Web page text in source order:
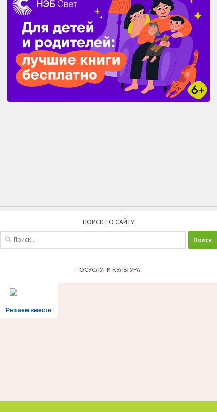
ПОИСК ПО САЙТУ
ГОСУСЛУГИ КУЛЬТУРА
Решаем вместе